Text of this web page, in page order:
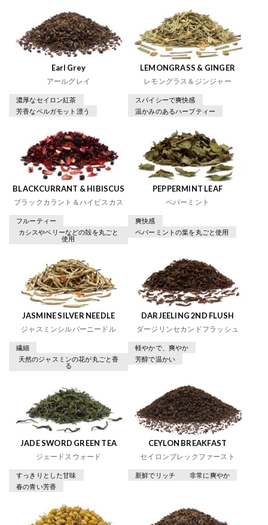
Earl Grey
アールグレイ
濃厚なセイロン紅茶
芳香なベルガモット漂う
LEMONGRASS & GINGER
レモングラス＆ジンジャー
スパイシーで爽快感
温かみのあるハーブティー
BLACKCURRANT & HIBISCUS
ブラックカラント＆ハイビスカス
フルーティー
カシスやベリーなどの殻を丸ごと
使用
PEPPERMINT LEAF
ペパーミント
爽快感
ペパーミントの葉を丸ごと使用
JASMINE SILVER NEEDLE
ジャスミンシルバーニードル
繊細
天然のジャスミンの花が丸ごと香
る
DARJEELING 2ND FLUSH
ダージリンセカンドフラッシュ
軽やかで、爽やか
芳醇で温かい
JADE SWORD GREEN TEA
ジェードスウォード
すっきりとした甘味
春の青い芳香
CEYLON BREAKFAST
セイロンブレックファースト
新鮮でリッチ 非常に爽やか